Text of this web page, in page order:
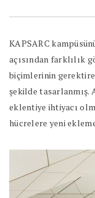
KAPSARC
açısından farklılık
biçimlerinin
şekilde tasarlanmış.
eklentiye ihtiyacı
hücrelere yeni